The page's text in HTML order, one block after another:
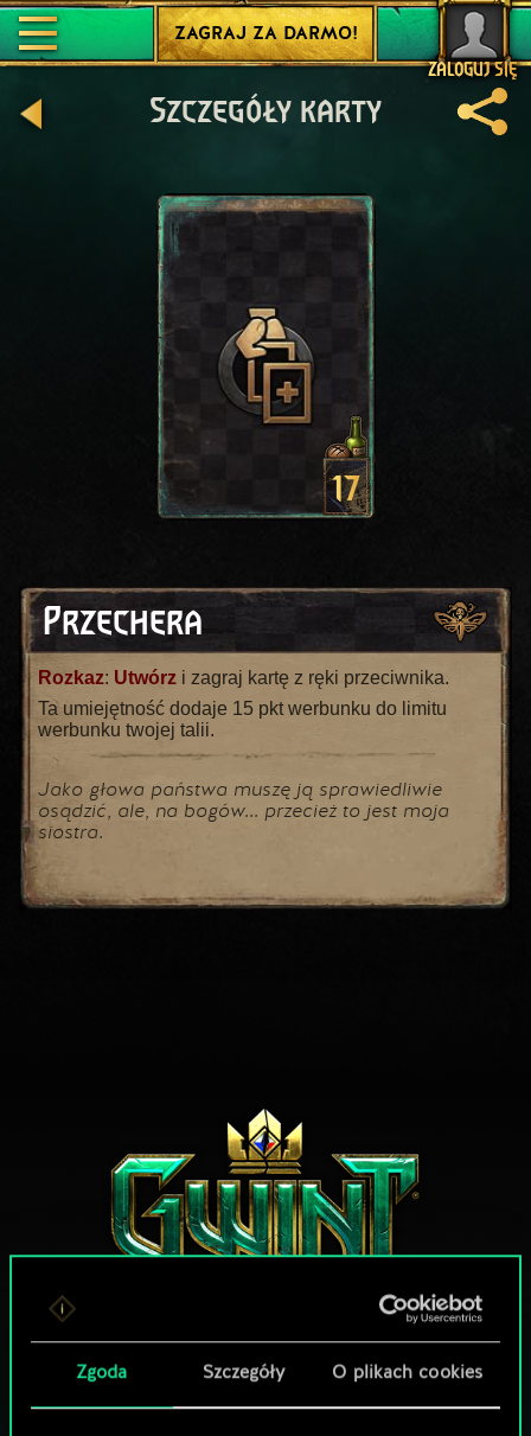
Zgoda Szczegóły O plikach cookies
ZALOGUJ SIĘ
ZAGRAJ ZA DARMO!
Szczegóły karty
17
Przechera
Rozkaz: Utwórz i zagraj kartę z ręki przeciwnika.
Ta umiejętność dodaje 15 pkt werbunku do limitu
werbunku twojej talii.
Jako głowa państwa muszę ją sprawiedliwie
osądzić, ale, na bogów... przecież to jest moja
siostra.
MOŻE PARTYJKA W GWINTA?